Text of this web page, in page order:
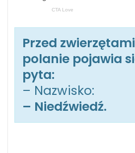
Przed
polanie pojawia
pyta:
– Nazwisko:
– Niedźwiedź.